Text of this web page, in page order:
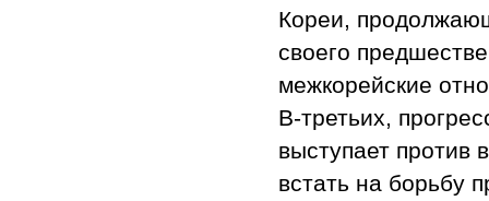
Кореи,
своего
межкорейские
В-третьих,
выступает против
встать на борьбу